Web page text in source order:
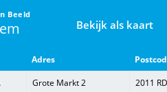
Beeld
Bekijk als kaart
Adres
Grote Markt 2 2011 RD